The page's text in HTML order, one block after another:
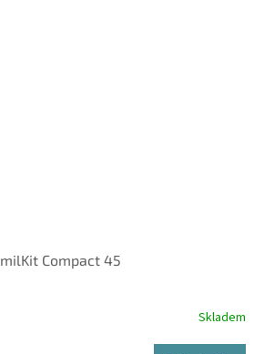
milKit Compact 45
Skladem